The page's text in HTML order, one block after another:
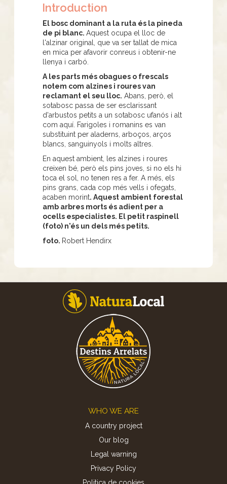
Introduction
El bosc dominant a la ruta és la pineda
de pi blanc. Aquest ocupa el lloc de
l'alzinar original, que va ser tallat de mica
en mica per afavorir conreus i obtenir-ne
llenya i carbó.
A les parts més obagues o frescals
notem com alzines i roures van
reclamant el seu lloc. Abans, però, el
sotabosc passa de ser esclarissant
d'arbustos petits a un sotabosc ufanós i alt
com aquí. Farigoles i romanins es van
substituint per aladerns, arboços, arços
blancs, sanguinyols i molts altres.
En aquest ambient, les alzines i roures
creixen bé, però els pins joves, si no els hi
toca el sol, no tenen res a fer. A més, els
pins grans, cada cop més vells i ofegats,
acaben morint. Aquest ambient forestal
amb arbres morts és adient per a
ocells especialistes. El petit raspinell
(foto) n'és un dels més petits.
foto. Robert Hendirx
WHO WE ARE
A country project
Our blog
Legal warning
Privacy Policy
Politica de cookies